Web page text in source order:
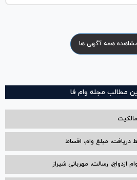
همه آگهی ها
مطالب مجله وام فا
رسالت، مهربانی شیراز